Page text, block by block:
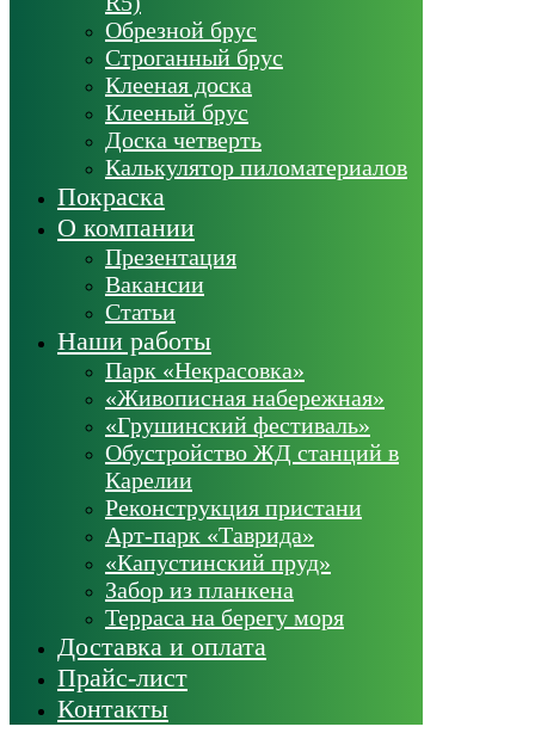
Обрезной брус
Строганный брус
Клееная доска
Клееный брус
Доска четверть
Калькулятор пиломатериалов
Покраска
О компании
Презентация
Вакансии
Статьи
Наши работы
Парк «Некрасовка»
«Живописная набережная»
«Грушинский фестиваль»
Обустройство ЖД станций в
Карелии
Реконструкция пристани
Арт-парк «Таврида»
«Капустинский пруд»
Забор из планкена
Терраса на берегу моря
Доставка и оплата
Прайс-лист
Контакты